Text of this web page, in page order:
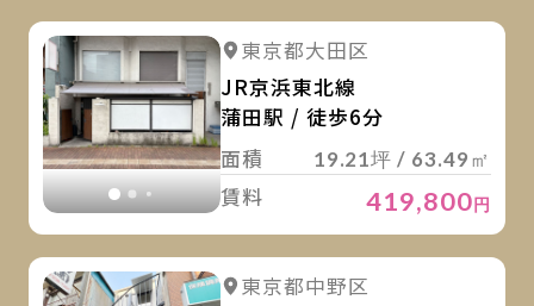
詳細を見る
東京都大田区
JR京浜東北線
蒲田駅 / 徒歩6分
面積
19.21坪 / 63.49㎡
賃料 419,800円
詳細を見る
東京都中野区